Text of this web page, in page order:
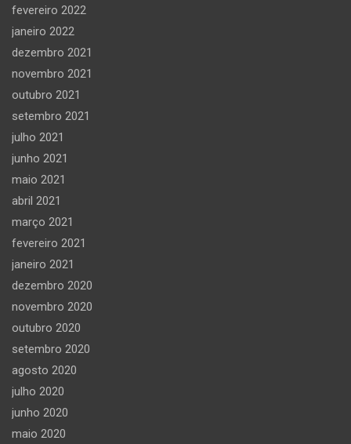
fevereiro 2022
janeiro 2022
dezembro 2021
novembro 2021
outubro 2021
setembro 2021
julho 2021
junho 2021
maio 2021
abril 2021
março 2021
fevereiro 2021
janeiro 2021
dezembro 2020
novembro 2020
outubro 2020
setembro 2020
agosto 2020
julho 2020
junho 2020
maio 2020